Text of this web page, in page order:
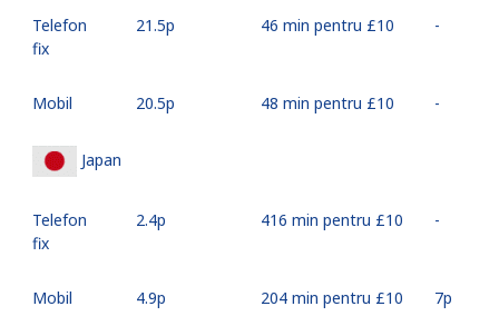
Telefon
fix
⁦21.5p⁩ 46 min pentru ⁦£10⁩ -
Mobil ⁦20.5p⁩ 48 min pentru ⁦£10⁩ -
Japan
Telefon
fix
⁦2.4p⁩ 416 min pentru ⁦£10⁩ -
Mobil ⁦4.9p⁩ 204 min pentru ⁦£10⁩ ⁦7p⁩